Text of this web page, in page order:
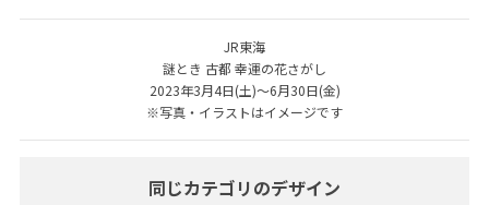
JR東海
謎とき 古都 幸運の花さがし
2023年3月4日(土)～6月30日(金)
※写真・イラストはイメージです
同じカテゴリのデザイン